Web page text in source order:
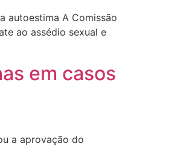
autoestima A Comissão
ao assédio sexual e
em casos
a aprovação do